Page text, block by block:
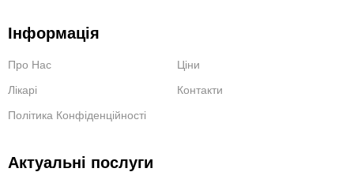
Інформація
Про Нас
Ціни
Лікарі
Контакти
Політика Конфіденційності
Актуальні послуги